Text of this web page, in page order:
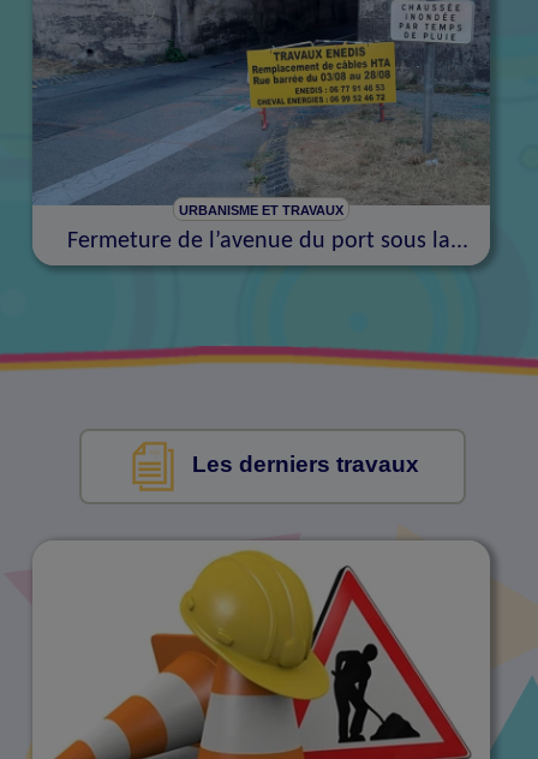
URBANISME ET TRAVAUX
Fermeture de l’avenue du port sous la...
Les derniers travaux